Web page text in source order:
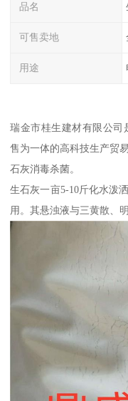
品名
可售卖地
用途
瑞金市桂生建材有限公司
售为一体的高科技生产贸易
石灰消毒杀菌。
生石灰一亩5-10斤化水泼
用。其悬浊液与三黄散、